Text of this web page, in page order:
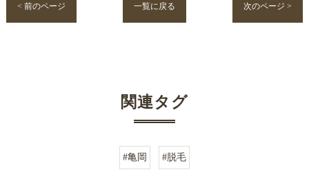
< 前のページ 一覧に戻る 次のページ >
関連タグ
#亀岡 #脱毛